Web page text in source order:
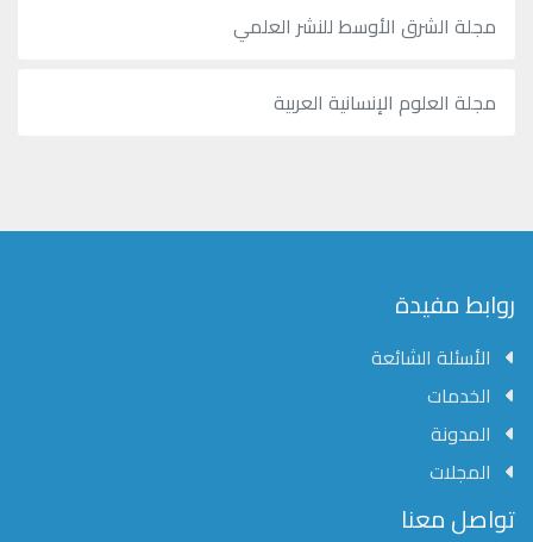
مؤسسة الشرق الأوسط للنشر العلمي
عادةً ما يتم الرد في غضون خمس دقائق
مجلة الشرق الأوسط للنشر العلمي
مجلة العلوم الإنسانية العربية
روابط مفيدة
الأسئلة الشائعة
الخدمات
المدونة
المجلات
تواصل معنا